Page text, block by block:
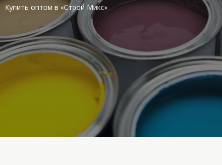
Купить оптом в «Строй Микс»